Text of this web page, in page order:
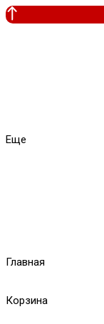
Еще
Главная
Корзина